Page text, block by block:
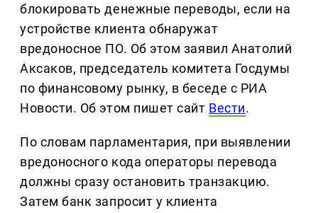
блокировать денежные переводы, если на
устройстве клиента обнаружат
вредоносное ПО. Об этом заявил Анатолий
Аксаков, председатель комитета Госдумы
по финансовому рынку, в беседе с РИА
Новости. Об этом пишет сайт Вести.
По словам парламентария, при выявлении
вредоносного кода операторы перевода
должны сразу остановить транзакцию.
Затем банк запросит у клиента